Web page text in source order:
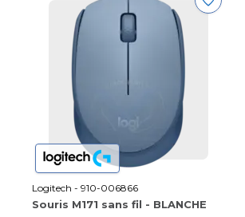
Logitech - 910-006866
Souris M171 sans fil - BLANCHE